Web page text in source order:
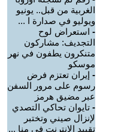
الغربية من قبل.. يونيو
ويوليو في صدارة ا ...
- استعراض لوح
التجديف: مشاركون
متنكرون يطفون في نهر
موسكو
- إيران تعتزم فرض
رسوم على مرور السفن
عبر مضيق هرمز
- تايوان تحاكي التصدي
لإنزال صيني وتختبر
تقييد الإنترنت في منا ...